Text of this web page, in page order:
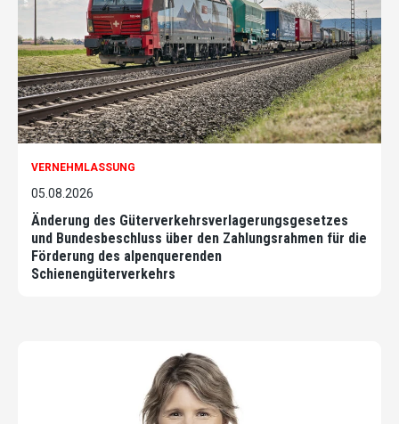
VERNEHMLASSUNG
05.08.2026
Änderung des Güterverkehrsverlagerungsgesetzes
und Bundesbeschluss über den Zahlungsrahmen für die
Förderung des alpenquerenden
Schienengüterverkehrs